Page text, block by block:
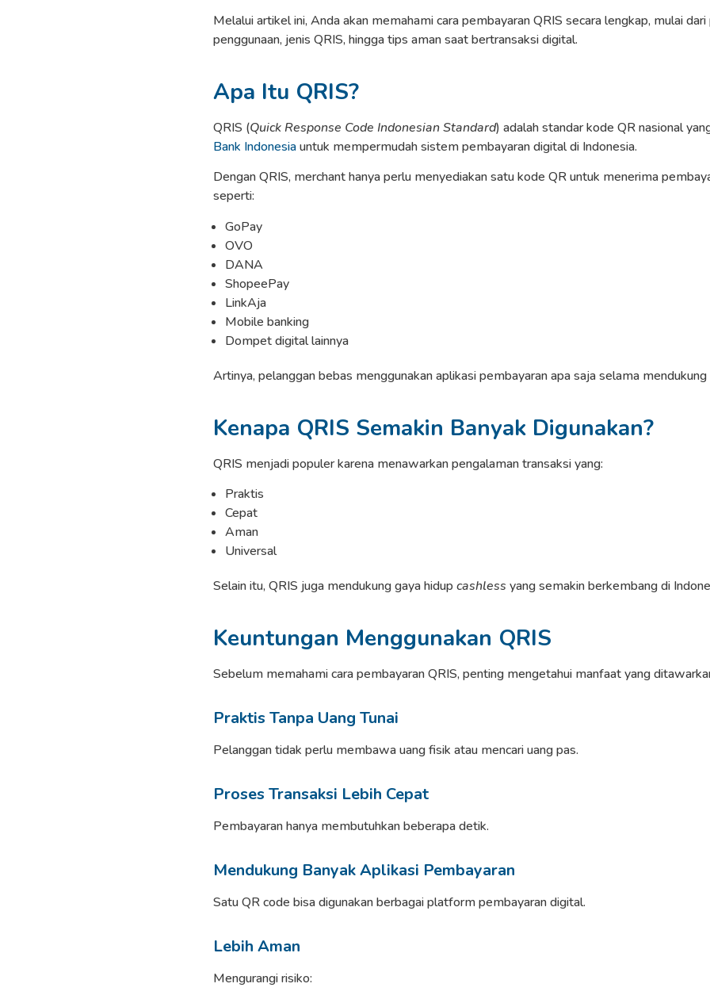
Melalui artikel ini, Anda akan memahami cara pembayaran QRIS secara lengkap, mulai
penggunaan, jenis QRIS, hingga tips aman saat bertransaksi digital.
Apa Itu QRIS?
QRIS (Quick Response Code Indonesian Standard) adalah standar kode QR nasional
Bank Indonesiauntuk mempermudah sistem pembayaran digital di Indonesia.
Dengan QRIS, merchant hanya perlu menyediakan satu kode QR untuk menerima
seperti:
GoPay
OVO
DANA
ShopeePay
LinkAja
Mobile banking
Dompet digital lainnya
Artinya, pelanggan bebas menggunakan aplikasi pembayaran apa saja selama mendukung
Kenapa QRIS Semakin Banyak Digunakan?
QRIS menjadi populer karena menawarkan pengalaman transaksi yang:
Praktis
Cepat
Aman
Universal
Selain itu, QRIS juga mendukung gaya hidup cashless yang semakin berkembang di
Keuntungan Menggunakan QRIS
Sebelum memahami cara pembayaran QRIS, penting mengetahui manfaat yang
Praktis Tanpa Uang Tunai
Pelanggan tidak perlu membawa uang fisik atau mencari uang pas.
Proses Transaksi Lebih Cepat
Pembayaran hanya membutuhkan beberapa detik.
Mendukung Banyak Aplikasi Pembayaran
Satu QR code bisa digunakan berbagai platform pembayaran digital.
Lebih Aman
Mengurangi risiko: